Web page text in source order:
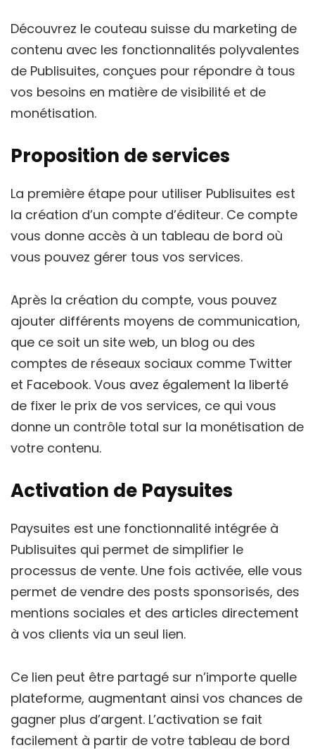
Découvrez le couteau suisse du marketing de
contenu avec les fonctionnalités polyvalentes
de Publisuites, conçues pour répondre à tous
vos besoins en matière de visibilité et de
monétisation.
Proposition de services
La première étape pour utiliser Publisuites est
la création d’un compte d’éditeur. Ce compte
vous donne accès à un tableau de bord où
vous pouvez gérer tous vos services.
Après la création du compte, vous pouvez
ajouter différents moyens de communication,
que ce soit un site web, un blog ou des
comptes de réseaux sociaux comme Twitter
et Facebook. Vous avez également la liberté
de fixer le prix de vos services, ce qui vous
donne un contrôle total sur la monétisation de
votre contenu.
Activation de Paysuites
Paysuites est une fonctionnalité intégrée à
Publisuites qui permet de simplifier le
processus de vente. Une fois activée, elle vous
permet de vendre des posts sponsorisés, des
mentions sociales et des articles directement
à vos clients via un seul lien.
Ce lien peut être partagé sur n’importe quelle
plateforme, augmentant ainsi vos chances de
gagner plus d’argent. L’activation se fait
facilement à partir de votre tableau de bord